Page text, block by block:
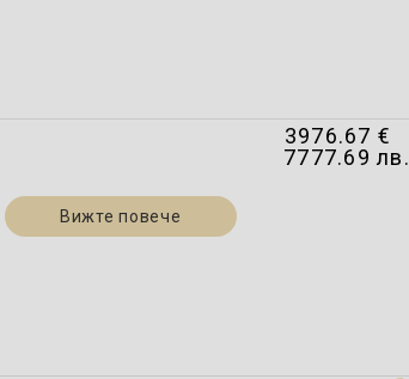
Вижте повече
3976.67 €
7777.69 лв.